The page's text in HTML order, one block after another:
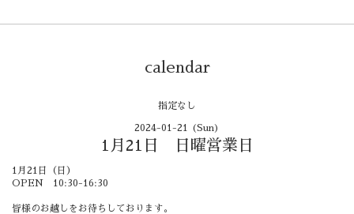
calendar
指定なし
2024-01-21 (Sun)
1月21日 日曜営業日
1月21日（日）
OPEN 10:30-16:30
皆様のお越しをお待ちしております。